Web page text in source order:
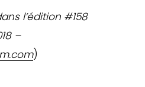
l’édition #158
–
)